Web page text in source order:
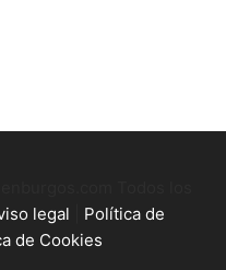
legal
Política de
de Cookies